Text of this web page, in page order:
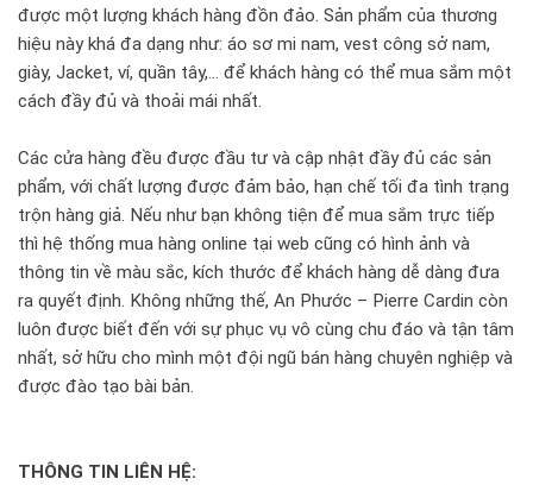
được một lượng khách hàng đồn đảo. Sản phẩm của thương
hiệu này khá đa dạng như: áo sơ mi nam, vest công sở nam,
giày, Jacket, ví, quần tây,… để khách hàng có thể mua sắm một
cách đầy đủ và thoải mái nhất.
Các cửa hàng đều được đầu tư và cập nhật đầy đủ các sản
phẩm, với chất lượng được đảm bảo, hạn chế tối đa tình trạng
trộn hàng giả. Nếu như bạn không tiện để mua sắm trực tiếp
thì hệ thống mua hàng online tại web cũng có hình ảnh và
thông tin về màu sắc, kích thước để khách hàng dễ dàng đưa
ra quyết định. Không những thế, An Phước – Pierre Cardin còn
luôn được biết đến với sự phục vụ vô cùng chu đáo và tận tâm
nhất, sở hữu cho mình một đội ngũ bán hàng chuyên nghiệp và
được đào tạo bài bản.
THÔNG TIN LIÊN HỆ: